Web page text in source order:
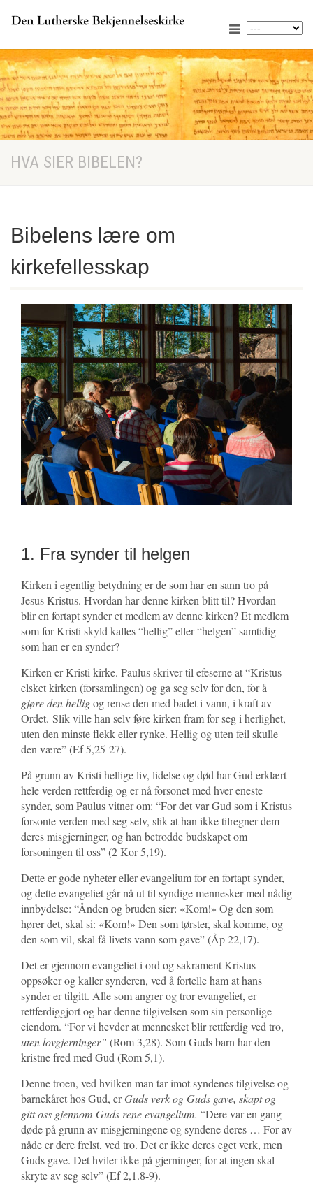
HVA SIER BIBELEN?
Bibelens lære om
kirkefellesskap
1. Fra synder til helgen
Kirken i egentlig betydning er de som har en sann tro på
Jesus Kristus. Hvordan har denne kirken blitt til? Hvordan
blir en fortapt synder et medlem av denne kirken? Et medlem
som for Kristi skyld kalles “hellig” eller “helgen” samtidig
som han er en synder?
Kirken er Kristi kirke. Paulus skriver til efeserne at “Kristus
elsket kirken (forsamlingen) og ga seg selv for den, for å
gjøre den helligog rense den med badet i vann, i kraft av
Ordet. Slik ville han selv føre kirken fram for seg i herlighet,
uten den minste flekk eller rynke. Hellig og uten feil skulle
den være” (Ef 5,25-27).
På grunn av Kristi hellige liv, lidelse og død har Gud erklært
hele verden rettferdig og er nå forsonet med hver eneste
synder, som Paulus vitner om: “For det var Gud som i Kristus
forsonte verden med seg selv, slik at han ikke tilregner dem
deres misgjerninger, og han betrodde budskapet om
forsoningen til oss” (2 Kor 5,19).
Dette er gode nyheter eller evangelium for en fortapt synder,
og dette evangeliet går nå ut til syndige mennesker med nådig
innbydelse: “Ånden og bruden sier: «Kom!» Og den som
hører det, skal si: «Kom!» Den som tørster, skal komme, og
den som vil, skal få livets vann som gave” (Åp 22,17).
Det er gjennom evangeliet i ord og sakrament Kristus
oppsøker og kaller synderen, ved å fortelle ham at hans
synder er tilgitt. Alle som angrer og tror evangeliet, er
rettferdiggjort og har denne tilgivelsen som sin personlige
eiendom. “For vi hevder at mennesket blir rettferdig ved tro,
utenlovgjerninger” (Rom 3,28). Som Guds barn har den
kristne fred med Gud (Rom 5,1).
Denne troen, ved hvilken man tar imot syndenes tilgivelse og
barnekåret hos Gud, erGuds verk og Guds gave, skapt og
gitt oss gjennom Guds rene evangelium. “Dere var en gang
døde på grunn av misgjerningene og syndene deres … For av
nåde er dere frelst, ved tro. Det er ikke deres eget verk, men
Guds gave. Det hviler ikke på gjerninger, for at ingen skal
skryte av seg selv” (Ef 2,1.8-9).